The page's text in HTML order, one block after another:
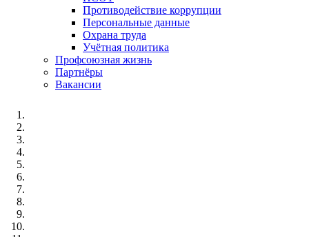
Противодействие коррупции
Персональные данные
Охрана труда
Учётная политика
Профсоюзная жизнь
Партнёры
Вакансии